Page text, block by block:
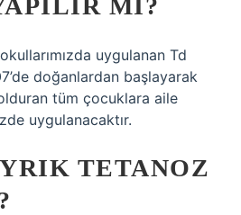
MI?
uygulanan Td
doğanlardan başlayarak
tüm çocuklara aile
uygulanacaktır.
TETANOZ